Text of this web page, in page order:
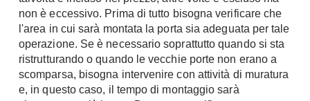
Cabine Doccia
Idromassaggio
Accessori Bagno
Rubinetteria
Vasche da Bagno
Moquette
Carta da parati
Pavimenti esterni
Fai da Te
non è eccessivo. Prima di tutto bisogna verificare che
l'area in cui sarà montata la porta sia adeguata per tale
operazione. Se è necessario soprattutto quando si sta
ristrutturando o quando le vecchie porte non erano a
scomparsa, bisogna intervenire con attività di muratura
e, in questo caso, il tempo di montaggio sarà